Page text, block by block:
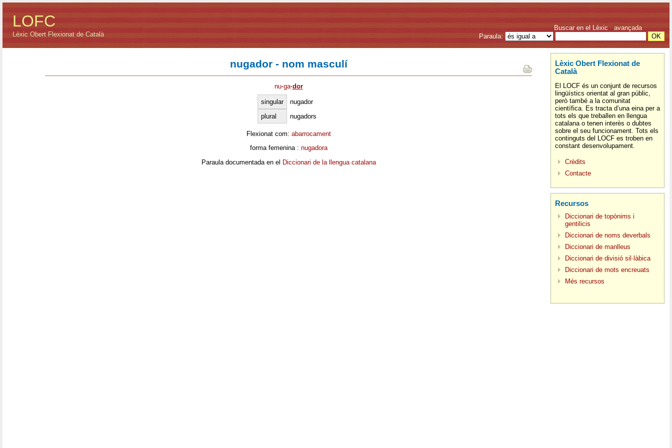
LOFC
Lèxic Obert Flexionat de Català
Buscar en el Lèxic avançada
Paraula:
nugador - nom masculí
nu·ga·dor
singular
nugador
plural
nugadors
Flexionat com: abarrocament
forma femenina : nugadora
Paraula documentada en el Diccionari de la llengua catalana
Lèxic Obert Flexionat de
Català
El LOCF és un conjunt de recursos
lingüístics orientat al gran públic,
però també a la comunitat
científica. Es tracta d’una eina per a
tots els que treballen en llengua
catalana o tenen interès o dubtes
sobre el seu funcionament. Tots els
continguts del LOCF es troben en
constant desenvolupament.
Crèdits
Contacte
Recursos
Diccionari de topònims i
gentilicis
Diccionari de noms deverbals
Diccionari de manlleus
Diccionari de divisió sil·làbica
Diccionari de mots encreuats
Més recursos